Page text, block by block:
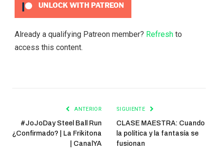
UNLOCK WITH PATREON
Already a qualifying Patreon member? Refresh to
access this content.
ANTERIOR
#JoJoDay Steel Ball Run
¿Confirmado? | La Frikitona
| CanalYA
SIGUIENTE
CLASE MAESTRA: Cuando
la política y la fantasía se
fusionan